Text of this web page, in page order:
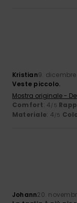
Kristian9.
Veste piccolo.
Mostra originale -
Comfort: 4/5
Materiale: 4/5
Johann20.